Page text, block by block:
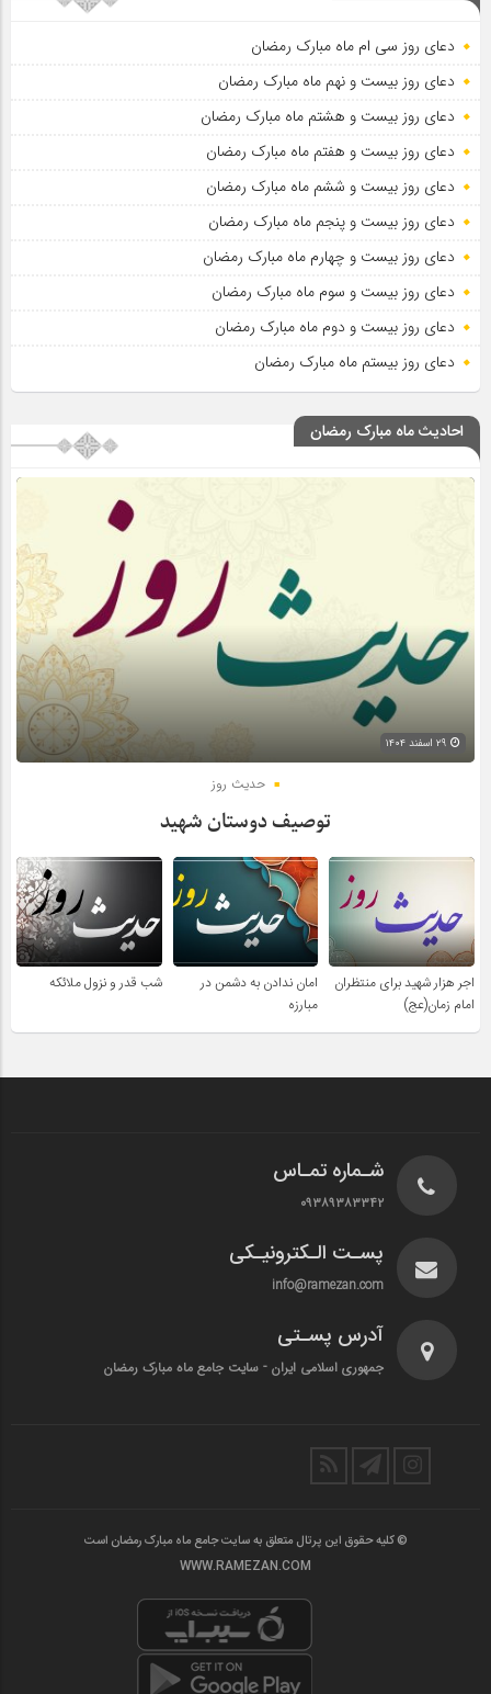
دعای روز سی ام ماه مبارک رمضان
دعای روز بیست و نهم ماه مبارک رمضان
دعای روز بیست و هشتم ماه مبارک رمضان
دعای روز بیست و هفتم ماه مبارک رمضان
دعای روز بیست و ششم ماه مبارک رمضان
دعای روز بیست و پنجم ماه مبارک رمضان
دعای روز بیست و چهارم ماه مبارک رمضان
دعای روز بیست و سوم ماه مبارک رمضان
دعای روز بیست و دوم ماه مبارک رمضان
دعای روز بیستم ماه مبارک رمضان
احادیث ماه مبارک رمضان
حدیث روز
توصیف دوستان شهید
اجر هزار شهید برای منتظران
امام زمان(عج)
امان ندادن به دشمن در
مبارزه
شب قدر و نزول ملائکه
شـماره تمـاس
۰۹۳۸۹۳۸۳۳۴۲
پسـت الـکترونیـکی
info@ramezan.com
آدرس پسـتی
جمهوری اسلامی ایران - سایت جامع ماه مبارک رمضان
© کلیه حقوق این پرتال متعلق به سایت جامع ماه مبارک رمضان است
WWW.RAMEZAN.COM